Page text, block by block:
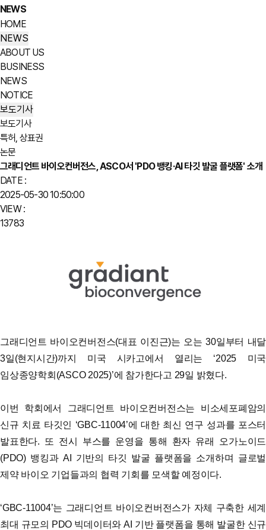
NEWS
HOME
NEWS
ABOUT US
BUSINESS
NEWS
NOTICE
보도기사
보도기사
특허, 상표권
논문
그래디언트 바이오컨버전스, ASCO서 'PDO 뱅킹·AI 타깃 발굴 플랫폼' 소개
DATE :
2025-05-30 10:50:00
VIEW :
13783
그래디언트 바이오컨버전스(대표 이진근)는 오는 30일부터 내달
3일(현지시간)까지 미국 시카고에서 열리는 ‘2025 미국
임상종양학회(ASCO 2025)’에 참가한다고 29일 밝혔다.
이번 학회에서 그래디언트 바이오컨버전스는 비소세포폐암의
신규 치료 타깃인 ‘GBC-11004’에 대한 최신 연구 성과를 포스터
발표한다. 또 전시 부스를 운영을 통해 환자 유래 오가노이드
(PDO) 뱅킹과 AI 기반의 타깃 발굴 플랫폼을 소개하며 글로벌
제약 바이오 기업들과의 협력 기회를 모색할 예정이다.
‘GBC-11004’는 그래디언트 바이오컨버전스가 자체 구축한 세계
최대 규모의 PDO 빅데이터와 AI 기반 플랫폼을 통해 발굴한 신규